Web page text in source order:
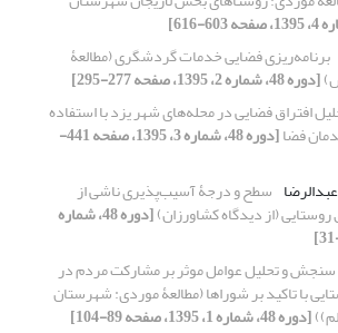
برنامه‌ریزی فضایی خدمات گردشگری (مطالعۀ
[دوره 48، شماره 2، 1395، صفحه 277-295]
افتراق فضایی در محله‌‌های شهر یزد با استفاده
فضا [دوره 48، شماره 3، 1395، صفحه 441-
سطح و درجۀ آسیب‌پذیری ناشی از
(از دیدگاه کشاورزان) [دوره 48، شماره
سنجش و تحلیل عوامل موثر بر مشارکت مردم در
با تاکید بر شوراها (مطالعۀ موردی: شهرستان
[دوره 48، شماره 1، 1395، صفحه 89-104]